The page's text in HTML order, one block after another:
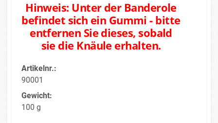
Hinweis: Unter der Banderole
befindet sich ein Gummi - bitte
entfernen Sie dieses, sobald
sie die Knäule erhalten.
Artikelnr.:
90001
Gewicht:
100 g